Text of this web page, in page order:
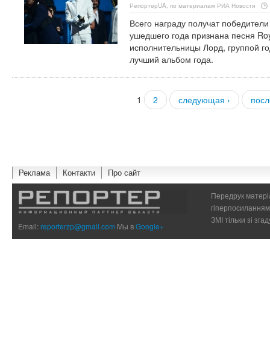
РепортерUA, по материалам РИА Новости
Всего награду получат
ушедшего года признана песня
исполнительницы Лорд, группой
лучший альбом года.
1 2 следующая ›
Реклама Контакти Про сайт
Email:reporterzp@gmail.com Мы вGoogle+
Передрук
ЗМІ тільки зі